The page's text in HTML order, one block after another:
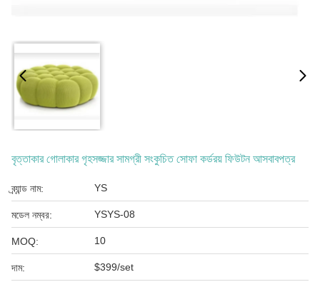
বৃত্তাকার গোলাকার গৃহসজ্জার সামগ্রী সংকুচিত সোফা কর্ডরয় ফিউটন আসবাবপত্র
ব্র্যান্ড নাম: YS
মডেল নম্বর: YSYS-08
MOQ: 10
দাম: $399/set